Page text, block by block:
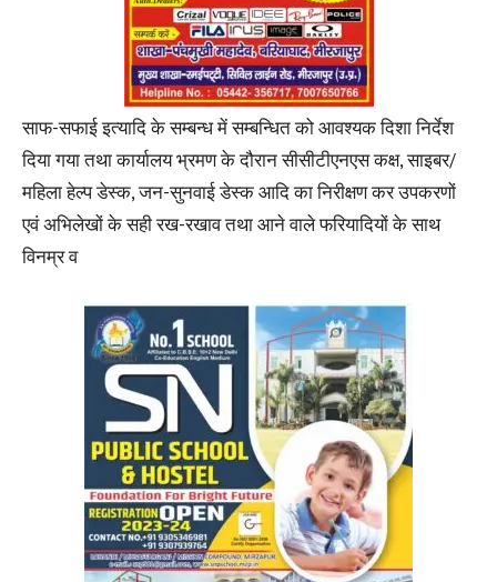
साफ-सफाई इत्यादि के सम्बन्ध में सम्बन्धित को आवश्यक दिशा निर्देश
दिया गया तथा कार्यालय भ्रमण के दौरान सीसीटीएनएस कक्ष, साइबर/
महिला हेल्प डेस्क, जन-सुनवाई डेस्क आदि का निरीक्षण कर उपकरणों
एवं अभिलेखों के सही रख-रखाव तथा आने वाले फरियादियों के साथ
विनम्र व